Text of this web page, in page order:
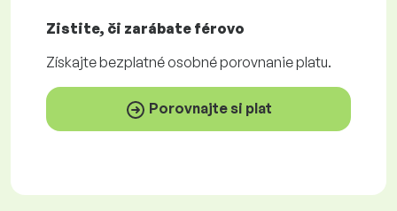
Zistite, či zarábate férovo
Získajtebezplatnéosobné porovnanie platu.
Porovnajte si plat